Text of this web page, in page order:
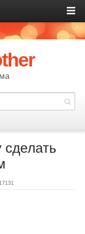
сделать
17131